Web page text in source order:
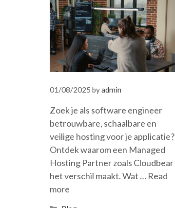
01/08/2025 byadmin
Zoek je als software engineer
betrouwbare, schaalbare en
veilige hosting voor je applicatie?
Ontdek waarom een Managed
Hosting Partner zoals Cloudbear
het verschil maakt. Wat … Read
more